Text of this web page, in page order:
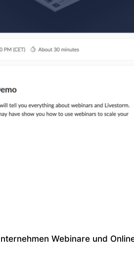
Webinare und